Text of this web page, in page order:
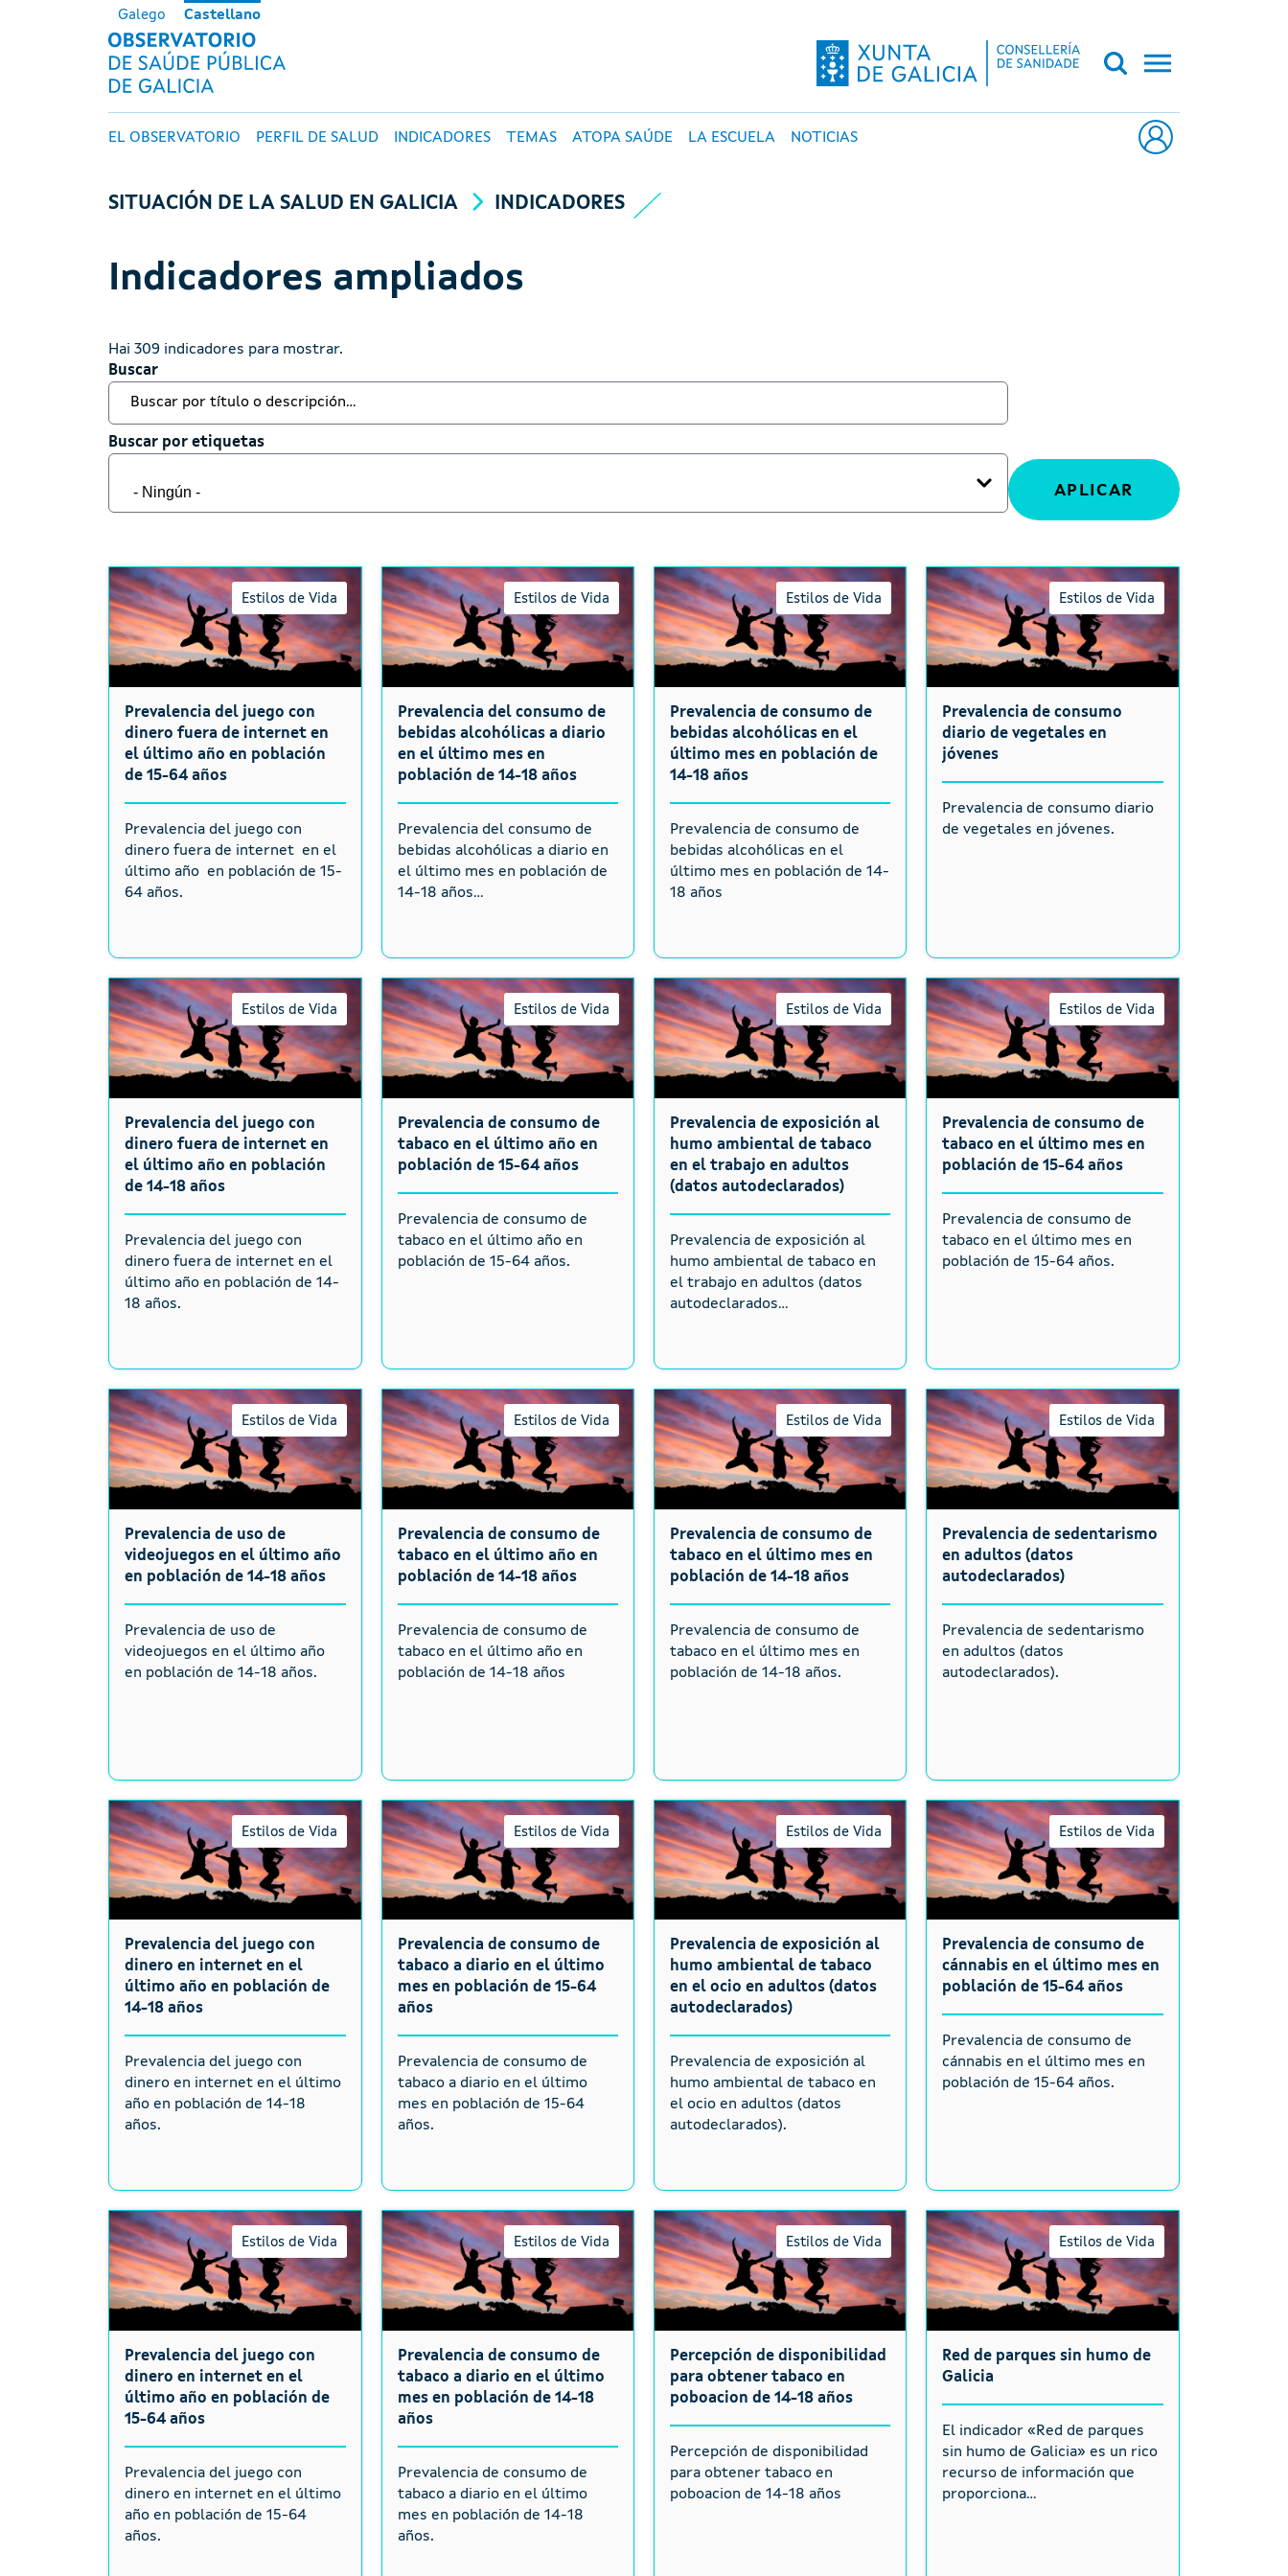
Pasar al contenido principal
Galego Castellano
OBSERVATORIO DE SALUD PÚBLICA DE GALICIA
Navegación principal
EL OBSERVATORIO PERFIL DE SALUD INDICADORES TEMAS ATOPA SAÚDE LA ESCUELA NOTICIAS
SITUACIÓN DE LA SALUD EN GALICIA INDICADORES
Indicadores ampliados
Hai 309 indicadores para mostrar.
Buscar
Buscar
Buscar por etiquetas
Buscar por etiquetas
Estilos de Vida
Prevalencia del juego con
dinero fuera de internet en
el último año en población
de 15-64 años
Prevalencia del juego con
dinero fuera de internet en el
último año en población de 15-
64 años.
Estilos de Vida
Prevalencia del consumo de
bebidas alcohólicas a diario
en el último mes en
población de 14-18 años
Prevalencia del consumo de
bebidas alcohólicas a diario en
el último mes en población de
14-18 años...
Estilos de Vida
Prevalencia de consumo de
bebidas alcohólicas en el
último mes en población de
14-18 años
Prevalencia de consumo de
bebidas alcohólicas en el
último mes en población de 14-
18 años
Estilos de Vida
Prevalencia de consumo
diario de vegetales en
jóvenes
Prevalencia de consumo diario
de vegetales en jóvenes.
Estilos de Vida
Prevalencia del juego con
dinero fuera de internet en
el último año en población
de 14-18 años
Prevalencia del juego con
dinero fuera de internet en el
último año en población de 14-
18 años.
Estilos de Vida
Prevalencia de consumo de
tabaco en el último año en
población de 15-64 años
Prevalencia de consumo de
tabaco en el último año en
población de 15-64 años.
Estilos de Vida
Prevalencia de exposición al
humo ambiental de tabaco
en el trabajo en adultos
(datos autodeclarados)
Prevalencia de exposición al
humo ambiental de tabaco en
el trabajo en adultos (datos
autodeclarados...
Estilos de Vida
Prevalencia de consumo de
tabaco en el último mes en
población de 15-64 años
Prevalencia de consumo de
tabaco en el último mes en
población de 15-64 años.
Estilos de Vida
Prevalencia de uso de
videojuegos en el último año
en población de 14-18 años
Prevalencia de uso de
videojuegos en el último año
en población de 14-18 años.
Estilos de Vida
Prevalencia de consumo de
tabaco en el último año en
población de 14-18 años
Prevalencia de consumo de
tabaco en el último año en
población de 14-18 años
Estilos de Vida
Prevalencia de consumo de
tabaco en el último mes en
población de 14-18 años
Prevalencia de consumo de
tabaco en el último mes en
población de 14-18 años.
Estilos de Vida
Prevalencia de sedentarismo
en adultos (datos
autodeclarados)
Prevalencia de sedentarismo
en adultos (datos
autodeclarados).
Estilos de Vida
Prevalencia del juego con
dinero en internet en el
último año en población de
14-18 años
Prevalencia del juego con
dinero en internet en el último
año en población de 14-18
años.
Estilos de Vida
Prevalencia de consumo de
tabaco a diario en el último
mes en población de 15-64
años
Prevalencia de consumo de
tabaco a diario en el último
mes en población de 15-64
años.
Estilos de Vida
Prevalencia de exposición al
humo ambiental de tabaco
en el ocio en adultos (datos
autodeclarados)
Prevalencia de exposición al
humo ambiental de tabaco en
el ocio en adultos (datos
autodeclarados).
Estilos de Vida
Prevalencia de consumo de
cánnabis en el último mes en
población de 15-64 años
Prevalencia de consumo de
cánnabis en el último mes en
población de 15-64 años.
Estilos de Vida
Prevalencia del juego con
dinero en internet en el
último año en población de
15-64 años
Prevalencia del juego con
dinero en internet en el último
año en población de 15-64
años.
Estilos de Vida
Prevalencia de consumo de
tabaco a diario en el último
mes en población de 14-18
años
Prevalencia de consumo de
tabaco a diario en el último
mes en población de 14-18
años.
Estilos de Vida
Percepción de disponibilidad
para obtener tabaco en
poboacion de 14-18 años
Percepción de disponibilidad
para obtener tabaco en
poboacion de 14-18 años
Estilos de Vida
Red de parques sin humo de
Galicia
El indicador «Red de parques
sin humo de Galicia» es un rico
recurso de información que
proporciona...